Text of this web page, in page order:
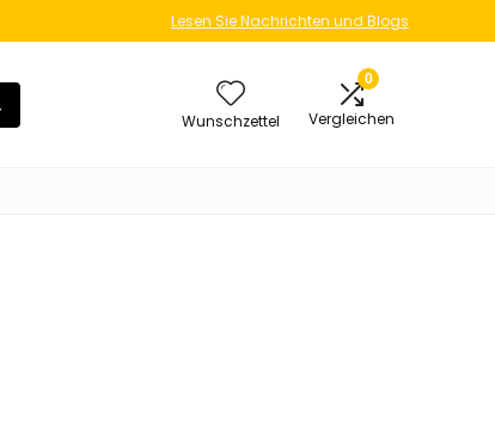
Lesen Sie Nachrichten und Blogs
Wunschzettel
0
Vergleichen